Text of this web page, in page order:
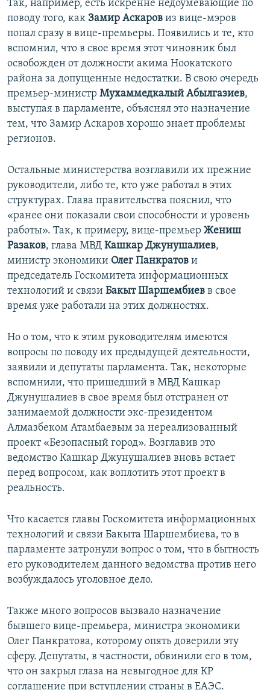
Так, например, есть искренне недоумевающие по
поводу того, как Замир Аскаров из вице-мэров
попал сразу в вице-премьеры. Появились и те, кто
вспомнил, что в свое время этот чиновник был
освобожден от должности акима Ноокатского
района за допущенные недостатки. В свою очередь
премьер-министр Мухаммедкалый Абылгазиев,
выступая в парламенте, объяснял это назначение
тем, что Замир Аскаров хорошо знает проблемы
регионов.
Остальные министерства возглавили их прежние
руководители, либо те, кто уже работал в этих
структурах. Глава правительства пояснил, что
«ранее они показали свои способности и уровень
работы». Так, к примеру, вице-премьер Жениш
Разаков, глава МВД Кашкар Джунушалиев,
министр экономики Олег Панкратов и
председатель Госкомитета информационных
технологий и связи Бакыт Шаршембиев в свое
время уже работали на этих должностях.
Но о том, что к этим руководителям имеются
вопросы по поводу их предыдущей деятельности,
заявили и депутаты парламента. Так, некоторые
вспомнили, что пришедший в МВД Кашкар
Джунушалиев в свое время был отстранен от
занимаемой должности экс-президентом
Алмазбеком Атамбаевым за нереализованный
проект «Безопасный город». Возглавив это
ведомство Кашкар Джунушалиев вновь встает
перед вопросом, как воплотить этот проект в
реальность.
Что касается главы Госкомитета информационных
технологий и связи Бакыта Шаршембиева, то в
парламенте затронули вопрос о том, что в бытность
его руководителем данного ведомства против него
возбуждалось уголовное дело.
Также много вопросов вызвало назначение
бывшего вице-премьера, министра экономики
Олег Панкратова, которому опять доверили эту
сферу. Депутаты, в частности, обвинили его в том,
что он закрыл глаза на невыгодное для КР
соглашение при вступлении страны в ЕАЭС.